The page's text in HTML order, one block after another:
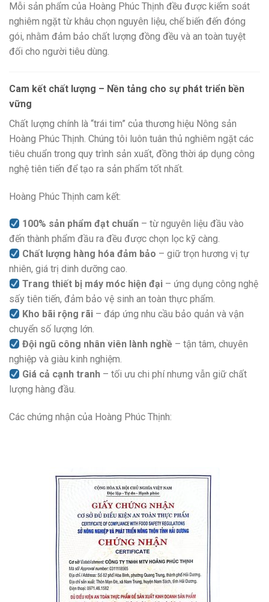
Mỗi sản phẩm của Hoàng Phúc Thịnh đều được kiểm soát
nghiêm ngặt từ khâu chọn nguyên liệu, chế biến đến đóng
gói, nhằm đảm bảo chất lượng đồng đều và an toàn tuyệt
đối cho người tiêu dùng.
Cam kết chất lượng – Nền tảng cho sự phát triển bền
vững
Chất lượng chính là “trái tim” của thương hiệu Nông sản
Hoàng Phúc Thịnh. Chúng tôi luôn tuân thủ nghiêm ngặt các
tiêu chuẩn trong quy trình sản xuất, đồng thời áp dụng công
nghệ tiên tiến để tạo ra sản phẩm tốt nhất.
Hoàng Phúc Thịnh cam kết:
100% sản phẩm đạt chuẩn – từ nguyên liệu đầu vào
đến thành phẩm đầu ra đều được chọn lọc kỹ càng.
Chất lượng hàng hóa đảm bảo – giữ trọn hương vị tự
nhiên, giá trị dinh dưỡng cao.
Trang thiết bị máy móc hiện đại – ứng dụng công nghệ
sấy tiên tiến, đảm bảo vệ sinh an toàn thực phẩm.
Kho bãi rộng rãi – đáp ứng nhu cầu bảo quản và vận
chuyển số lượng lớn.
Đội ngũ công nhân viên lành nghề – tận tâm, chuyên
nghiệp và giàu kinh nghiệm.
Giá cả cạnh tranh – tối ưu chi phí nhưng vẫn giữ chất
lượng hàng đầu.
Các chứng nhận của Hoàng Phúc Thịnh: